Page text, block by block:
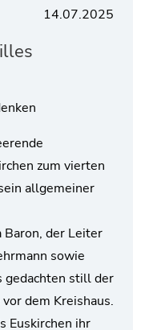
14.07.2025
zum vierten
allgemeiner
Baron, der Leiter
sowie
gedachten still der
dem Kreishaus.
Euskirchen ihr